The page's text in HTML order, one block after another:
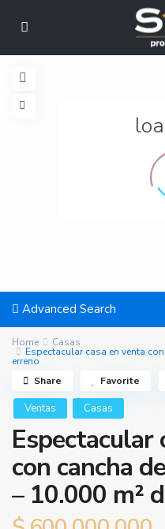
Advanced Search
Home Casas
Espectacular casa en venta
erreno
Ventas Casas
Espectacular
con cancha
– 10.000 m²
Share Favorite